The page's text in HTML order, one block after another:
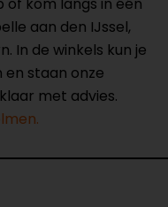
aan den IJssel,
In de winkels kun je
staan onze
met advies.